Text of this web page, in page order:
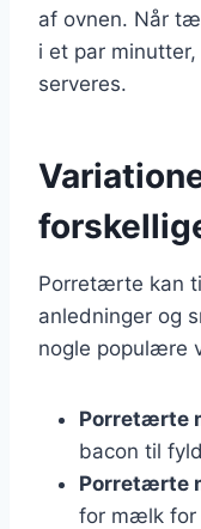
af ovnen. Når
i et par
serveres.
Porretærte kan
anledninger og
nogle populære
Porretærte
bacon til
Porretærte
for mælk for